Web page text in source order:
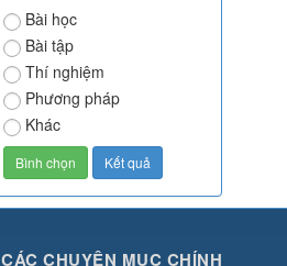
Bài học
Bài tập
Thí nghiệm
Phương pháp
Khác
CÁC CHUYÊN MỤC CHÍNH